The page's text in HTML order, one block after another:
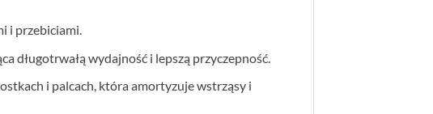
i przebiciami.
długotrwałą wydajność i lepszą przyczepność.
i palcach, która amortyzuje wstrząsy i